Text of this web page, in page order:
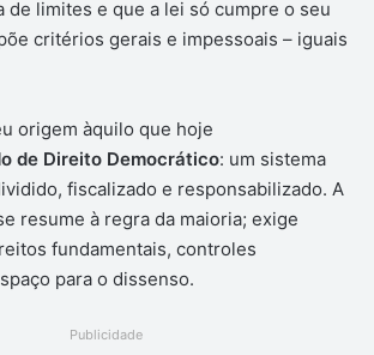
de limites e que a lei só cumpre o seu
critérios gerais e impessoais – iguais
origem àquilo que hoje
de Direito Democrático: um sistema
fiscalizado e responsabilizado. A
resume à regra da maioria; exige
fundamentais, controles
para o dissenso.
Publicidade